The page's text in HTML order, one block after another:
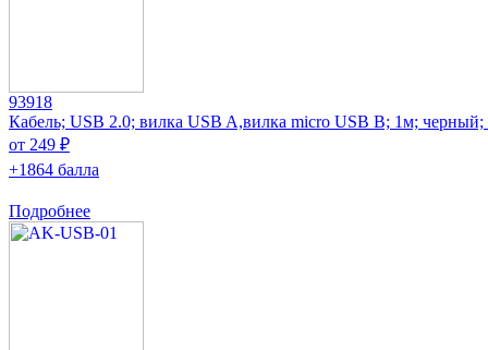
93918
Кабель; USB 2.0; вилка USB A,вилка micro USB B; 1м;
от 249 ₽
+1864 балла
Подробнее